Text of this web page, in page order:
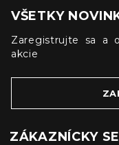
VŠETKY
Zaregistrujte sa a
akcie
ZÁKAZNÍCKY